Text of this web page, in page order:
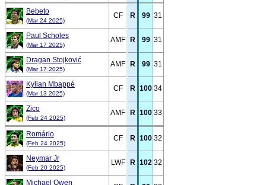
Bebeto
(Mar 24 2025)
CF R 99 31
Paul Scholes
(Mar 17 2025)
AMF R 99 31
Dragan Stojković
(Mar 17 2025)
AMF R 99 31
Kylian Mbappé
(Mar 13 2025)
CF R 100 34
Zico
(Feb 24 2025)
AMF R 100 33
Romário
(Feb 24 2025)
CF R 100 32
Neymar Jr
(Feb 20 2025)
LWF R 102 32
Michael Owen